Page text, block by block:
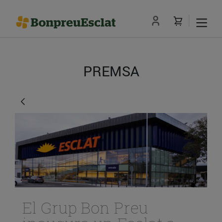
PREMSA
El Grup Bon Preu